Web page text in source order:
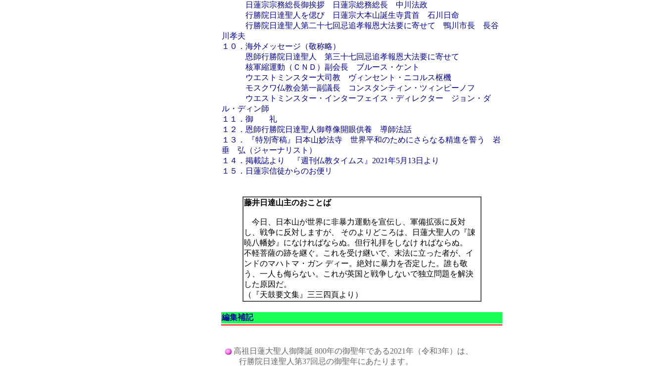
日蓮宗宗務総長御挨拶 日蓮宗総務総長 中川法政
行勝院日達聖人を偲び 日蓮宗大本山誕生寺貫首 石川日命
行勝院日達聖人第二十七回忌追孝報恩大法要に寄せて 鴨川市長 長谷
川孝夫
１０．海外メッセージ（敬称略）
恩師行勝院日達聖人 第三十七回忌追孝報恩大法要に寄せて
核軍縮運動（ＣＮＤ）副会長 ブルース・ケント
ウエストミンスター大司教 ヴィンセント・ニコルス枢機
モスクワ仏教会第一副議長 コンスタンティン・ツィンピーノフ
ウエストミンスター・インターフェイス・ディレクター ジョン・ダ
ル・ディン師
１１．御 礼
１２．恩師行勝院日達聖人御尊像開眼供養 導師法話
１３． 『特別寄稿』日本山妙法寺 世界平和のためにさらなる精進を誓う 岩
垂 弘（ジャーナリスト）
１４．掲載誌より 『週刊仏教タイムス』2021年5月13日より
１５．日蓮宗信徒からのお便リ
藤井日達山主のおことば
今日、日本山が世界に非暴力運動を宣伝し、軍備拡張に反対
し、戦争に反対しますが、 そのよりどころは、日蓮大聖人の『諌
暁八幡妙』になければならぬ。但行礼拝をしなけ ればならぬ。
不軽菩薩の跡を継ぐ。これを受け継いで、末法に立った者が、イ
ンドのマハトマ・ガン ディー。絶対に暴力を否定した。誰も敬
う、一人も侮らない。これが英国と戦争しないで独立問題を解決
した原因だ。
（『天鼓要文集』三三四頁より）
編集補記
高祖日蓮大聖人御降誕 800年の御聖年である2021年（令和3年）は、
行勝院日達聖人第37回忌の御聖年にあたります。